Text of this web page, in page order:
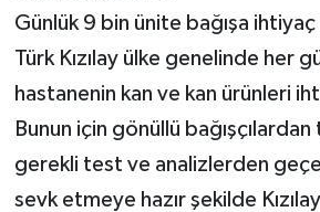
Günlük 9 bin ünite bağışa ihtiyaç
Türk Kızılay ülke genelinde her
hastanenin kan ve kan ürünleri
Bunun için gönüllü
gerekli test ve analizlerden
sevk etmeye hazır şekilde